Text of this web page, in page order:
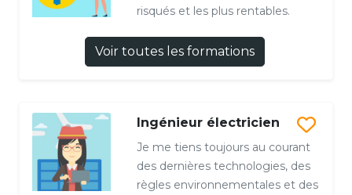
risqués et les plus rentables.
Voir toutes les formations
Ingénieur électricien
Je me tiens toujours au courant
des dernières technologies, des
règles environnementales et des